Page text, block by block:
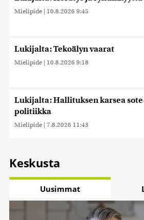
Mielipide | 10.8.2026 9:45
Lukijalta: Tekoälyn vaarat
Mielipide | 10.8.2026 9:18
Lukijalta: Hallituksen karsea
politiikka
Mielipide | 7.8.2026 11:43
Keskusta
Uusimmat